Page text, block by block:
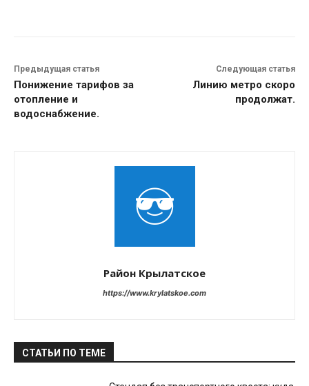
Предыдущая статья
Понижение тарифов за
отопление и
водоснабжение.
Следующая статья
Линию метро скоро
продолжат.
Район Крылатское
https://www.krylatskoe.com
СТАТЬИ ПО ТЕМЕ